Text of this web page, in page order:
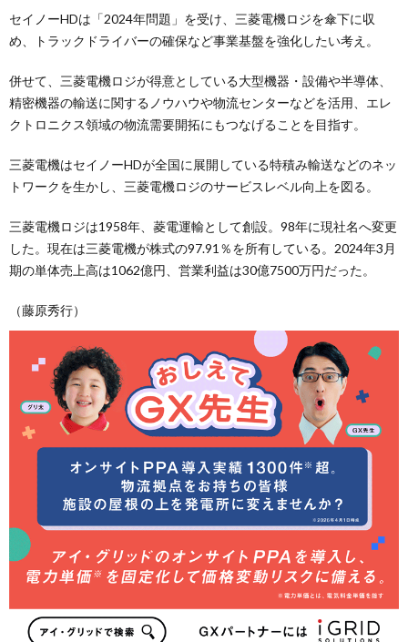
セイノーHDは「2024年問題」を受け、三菱電機ロジを傘下に収
め、トラックドライバーの確保など事業基盤を強化したい考え。
併せて、三菱電機ロジが得意としている大型機器・設備や半導体、
精密機器の輸送に関するノウハウや物流センターなどを活用、エレ
クトロニクス領域の物流需要開拓にもつなげることを目指す。
三菱電機はセイノーHDが全国に展開している特積み輸送などのネッ
トワークを生かし、三菱電機ロジのサービスレベル向上を図る。
三菱電機ロジは1958年、菱電運輸として創設。98年に現社名へ変更
した。現在は三菱電機が株式の97.91％を所有している。2024年3月
期の単体売上高は1062億円、営業利益は30億7500万円だった。
（藤原秀行）